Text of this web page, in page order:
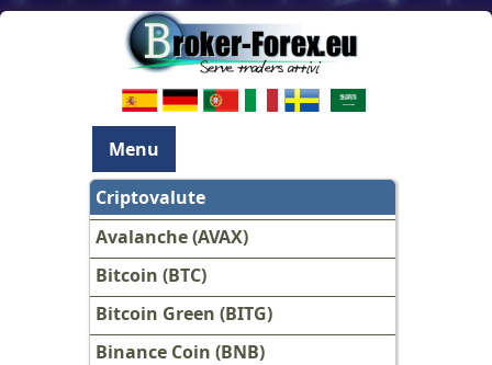
Menu
Criptovalute
Avalanche (AVAX)
Bitcoin (BTC)
Bitcoin Green (BITG)
Binance Coin (BNB)